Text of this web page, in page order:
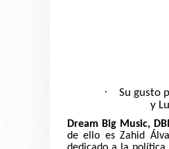
·
Su gusto
y
Dream Big Music,
de ello es Zahid